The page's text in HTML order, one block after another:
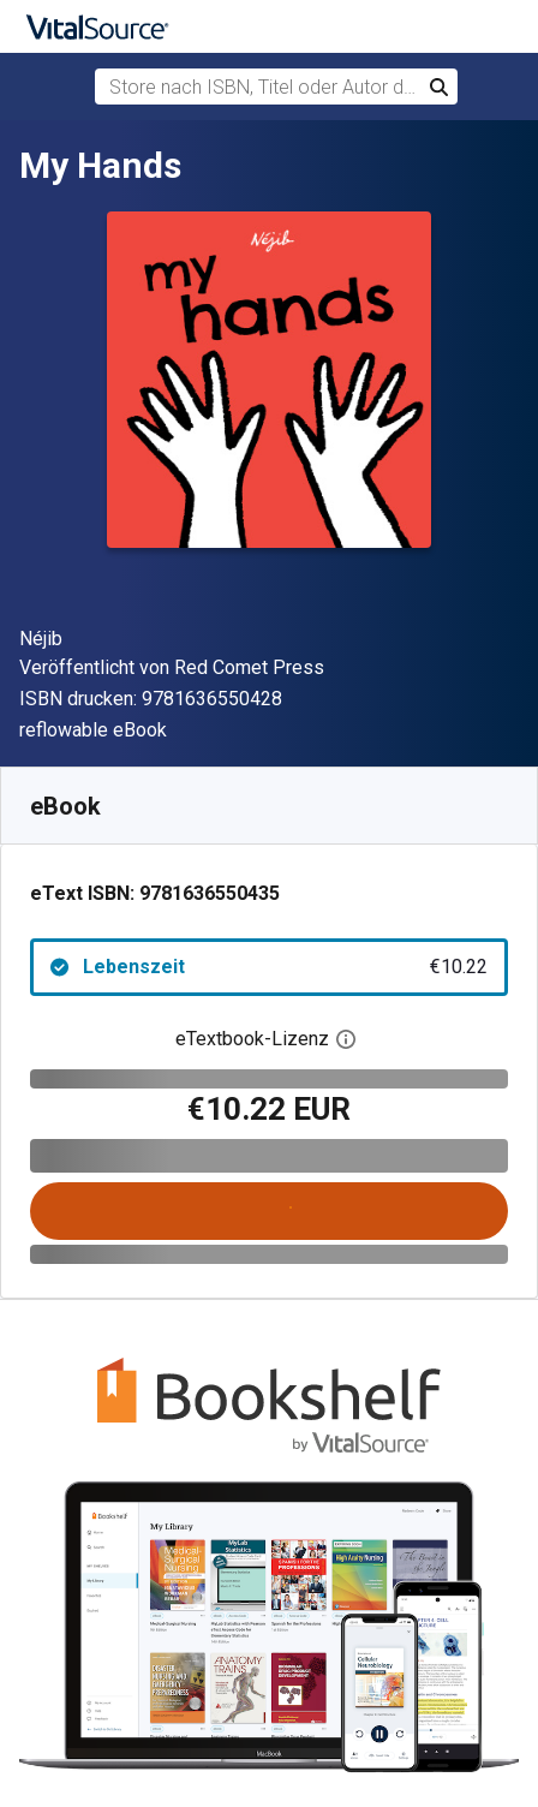
Zum Hauptinhalt springen
Store nach ISBN, Titel oder Autor durchsuchen
Suchen
My Hands
Autor(en)
Néjib
Verleger
Veröffentlicht von Red Comet Press
ISBN drucken: 9781636550428
Format
reflowable eBook
eBook
eText ISBN: 9781636550435
Lebenszeit €10.22
eTextbook-Lizenz Digitalen
€10.22 EUR